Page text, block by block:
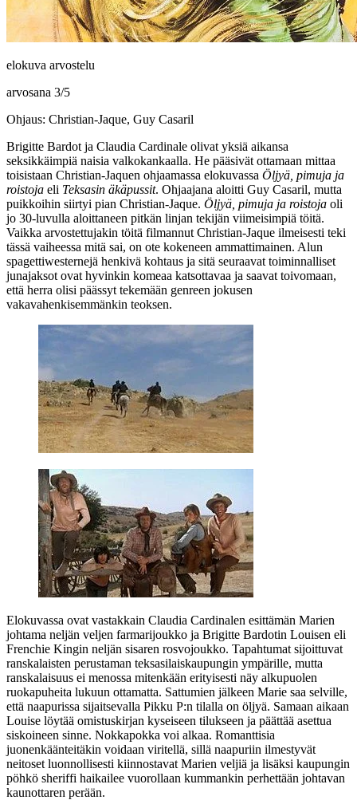
elokuva arvostelu
arvosana 3/5
Ohjaus: Christian-Jaque, Guy Casaril
Brigitte Bardot ja Claudia Cardinale olivat yksiä aikansa
seksikkäimpiä naisia valkokankaalla. He pääsivät ottamaan mittaa
toisistaan Christian-Jaquen ohjaamassa elokuvassa Öljyä, pimuja ja
roistoja eli Teksasin äkäpussit. Ohjaajana aloitti Guy Casaril, mutta
puikkoihin siirtyi pian Christian-Jaque. Öljyä, pimuja ja roistoja oli
jo 30‑luvulla aloittaneen pitkän linjan tekijän viimeisimpiä töitä.
Vaikka arvostettujakin töitä filmannut Christian-Jaque ilmeisesti teki
tässä vaiheessa mitä sai, on ote kokeneen ammattimainen. Alun
spagettiwesternejä henkivä kohtaus ja sitä seuraavat toiminnalliset
junajaksot ovat hyvinkin komeaa katsottavaa ja saavat toivomaan,
että herra olisi päässyt tekemään genreen jokusen
vakavahenkisemmänkin teoksen.
Elokuvassa ovat vastakkain Claudia Cardinalen esittämän Marien
johtama neljän veljen farmarijoukko ja Brigitte Bardotin Louisen eli
Frenchie Kingin neljän sisaren rosvojoukko. Tapahtumat sijoittuvat
ranskalaisten perustaman teksasilaiskaupungin ympärille, mutta
ranskalaisuus ei menossa mitenkään erityisesti näy alkupuolen
ruokapuheita lukuun ottamatta. Sattumien jälkeen Marie saa selville,
että naapurissa sijaitsevalla Pikku P:n tilalla on öljyä. Samaan aikaan
Louise löytää omistuskirjan kyseiseen tilukseen ja päättää asettua
siskoineen sinne. Nokkapokka voi alkaa. Romanttisia
juonenkäänteitäkin voidaan viritellä, sillä naapuriin ilmestyvät
neitoset luonnollisesti kiinnostavat Marien veljiä ja lisäksi kaupungin
pöhkö sheriffi haikailee vuorollaan kummankin perhettään johtavan
kaunottaren perään.